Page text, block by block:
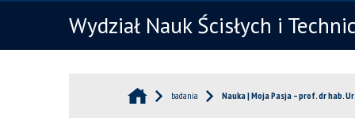
Wydział Nauk Ścisłych i
badania Nauka | Moja Pasja – prof. dr hab.